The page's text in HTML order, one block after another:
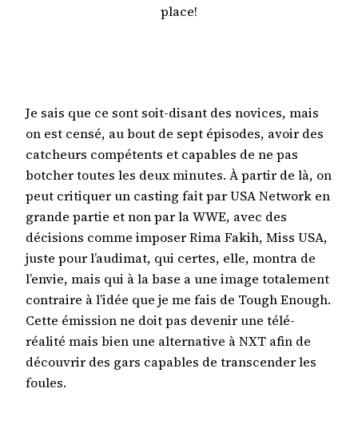
place!
Je sais que ce sont soit-disant des novices, mais
on est censé, au bout de sept épisodes, avoir des
catcheurs compétents et capables de ne pas
botcher toutes les deux minutes. À partir de là, on
peut critiquer un casting fait par USA Network en
grande partie et non par la WWE, avec des
décisions comme imposer Rima Fakih, Miss USA,
juste pour l’audimat, qui certes, elle, montra de
l’envie, mais qui à la base a une image totalement
contraire à l’idée que je me fais de Tough Enough.
Cette émission ne doit pas devenir une télé-
réalité mais bien une alternative à NXT afin de
découvrir des gars capables de transcender les
foules.